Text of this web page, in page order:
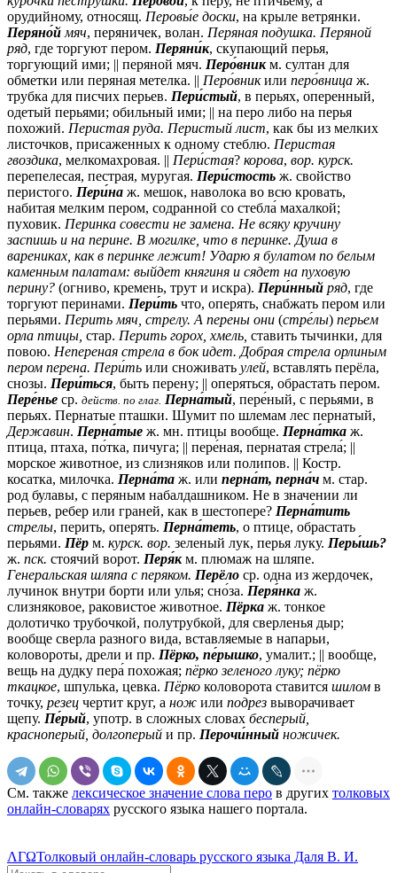
орудийному, относящ. Перовы́е доски, на крыле ветрянки.
Перяно́й мяч, перяничек, волан. Перяная подушка. Перяной
ряд, где торгуют пером. Перяни́к, скупающий перья,
торгующий ими; || перяной мяч. Перо́вник м. султан для
обметки или перяная метелка. || Перо́вникили перо́вница ж.
трубка для писчих перьев. Пери́стый, в перьях, оперенный,
одетый перьями; обильный ими; || на перо либо на перья
похожий. Перистая руда. Перистый лист, как бы из мелких
листочков, присаженных к одному стеблю. Перистая
гвоздика, мелкомахровая. || Пери́стая? корова, вор. курск.
перепелесая, пестрая, муругая. Пери́стость ж. свойство
перистого. Пери́на ж. мешок, наволока во всю кровать,
набитая мелким пером, содранной со стебла́ махалкой;
пуховик. Перинка совести не замена. Не всяку кручину
заспишь и на перине. В могилке, что в перинке. Душа в
варениках, как в перинке лежит! Ударю я булатом по белым
каменным палатам: выйдет княгиня и сядет на пуховую
перину? (огниво, кремень, трут и искра). Пери́нный ряд, где
торгуют перинами. Пери́ть что, оперять, снабжать пером или
перьями. Перить мяч, стрелу. А перены они (стре́лы) перьем
орла птицы, стар. Перить горох, хмель, ставить тычинки, для
повою. Непереная стрела в бок идет. Добрая стрела орлиным
пером перена. Пери́ть или сноживать улей, вставлять перёла,
снозы. Пери́ться, быть перену; || оперяться, обрастать пером.
Пере́нье ср. действ. по глаг. Перна́тый, пере́ный, с перьями, в
перьях. Пернатые пташки. Шумит по шлемам лес пернатый,
Державин. Перна́тые ж. мн. птицы вообще. Перна́тка ж.
птица, птаха, по́тка, пичуга; || пере́ная, пернатая стрела́; ||
морское животное, из слизняков или полипов. || Костр.
косатка, милочка. Перна́та ж. или перна́т, перна́ч м. стар.
род булавы, с перяным набалдашником. Не в значении ли
перьев, ребер или граней, как в шестопере? Перна́тить
стрелы, перить, оперять. Перна́теть, о птице, обрастать
перьями. Пёр м. курск. вор. зеленый лук, перья луку. Перы́шь?
ж. пск. стоячий ворот. Перя́к м. плюмаж на шляпе.
Генеральская шляпа с перяком. Перёло ср. одна из жердочек,
лучинок внутри борти или улья; сно́за. Перя́нка ж.
слизняковое, раковистое животное. Пёрка ж. тонкое
долотичко трубочкой, полутрубкой, для сверленья дыр;
вообще сверла разного вида, вставляемые в напарьи,
коловороты, дрели и пр. Пёрко, пе́рышко, умалит.; || вообще,
вещь на дудку пера́ похожая; пёрко зеленого луку; пёрко
ткацкое, шпулька, цевка. Пёрко коловорота ставится шилом в
точку, резец чертит круг, а нож или подрез выворачивает
щепу. Пе́рый, употр. в сложных словах бесперый,
красноперый, долгоперый и пр. Перочи́нный ножичек.
См. также лексическое значение слова перо в других толковых
онлайн-словарях русского языка нашего портала.
ΛΓΩТолковый онлайн-словарь русского языка Даля В. И.